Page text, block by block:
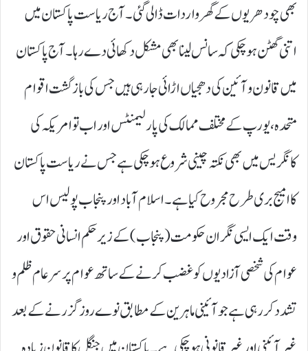
بھی چودھریوں کے گھر واردات ڈالی گئی۔ آج ریاست پاکستان میں
اتنی گھٹن ہو چکی کہ سانس لینا بھی مشکل دکھائی دے رہا۔ آج پاکستان
میں قانون و آئین کی دھجیاں اڑائی جارہی ہیں جس کی بازگشت اقوام
متحدہ، یورپ کے مختلف ممالک کی پارلیمنٹس اور اب تو امریکہ کی
کانگریس میں بھی نکتہ چینی شروع ہو چکی ہے جس نے ریاست پاکستان
کا امیج بری طرح مجروح کیا ہے۔ اسلام آباد اور پنجاب پولیس اس
وقت ایک ایسی نگران حکومت (پنجاب) کے زیر حکم انسانی حقوق اور
عوام کی شخصی آزادیوں کو غضب کرنے کے ساتھ عوام پر سرعام ظلم و
تشدد کر رہی ہے جو آئینی ماہرین کے مطابق نوے روز گزرنے کے بعد